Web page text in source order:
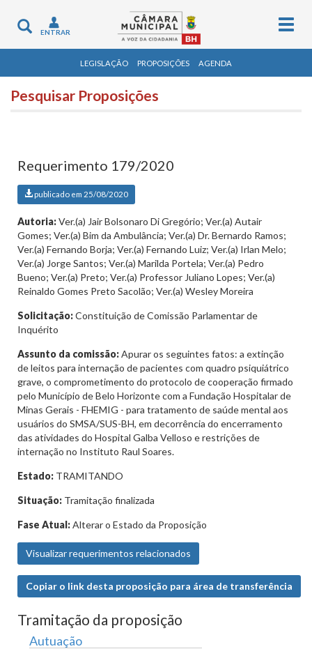
Toggle
navigation
ENTRAR
LEGISLAÇÃO PROPOSIÇÕES AGENDA
Pesquisar Proposições
Requerimento 179/2020
publicado em 25/08/2020
Autoria:Ver.(a) Jair Bolsonaro Di Gregório; Ver.(a) Autair
Gomes; Ver.(a) Bim da Ambulância; Ver.(a) Dr. Bernardo Ramos;
Ver.(a) Fernando Borja; Ver.(a) Fernando Luiz; Ver.(a) Irlan Melo;
Ver.(a) Jorge Santos; Ver.(a) Marilda Portela; Ver.(a) Pedro
Bueno; Ver.(a) Preto; Ver.(a) Professor Juliano Lopes; Ver.(a)
Reinaldo Gomes Preto Sacolão; Ver.(a) Wesley Moreira
Solicitação:Constituição de Comissão Parlamentar de
Inquérito
Assunto da comissão:Apurar os seguintes fatos: a extinção
de leitos para internação de pacientes com quadro psiquiátrico
grave, o comprometimento do protocolo de cooperação firmado
pelo Município de Belo Horizonte com a Fundação Hospitalar de
Minas Gerais - FHEMIG - para tratamento de saúde mental aos
usuários do SMSA/SUS-BH, em decorrência do encerramento
das atividades do Hospital Galba Velloso e restrições de
internação no Instituto Raul Soares.
Estado: TRAMITANDO
Situação: Tramitação finalizada
Fase Atual:Alterar o Estado da Proposição
Visualizar requerimentos relacionados
Copiar o link desta proposição para área de transferência
Tramitação da proposição
Autuação